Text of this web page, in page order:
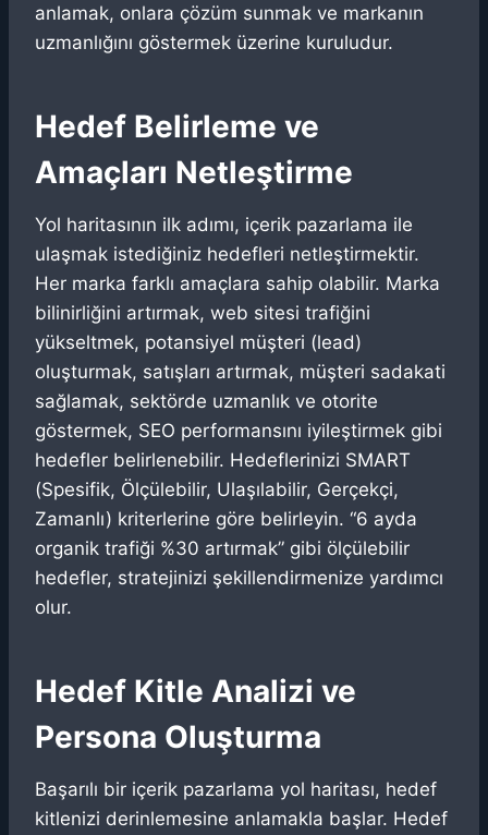
anlamak, onlara çözüm sunmak ve markanın
uzmanlığını göstermek üzerine kuruludur.
Hedef Belirleme ve
Amaçları Netleştirme
Yol haritasının ilk adımı, içerik pazarlama ile
ulaşmak istediğiniz hedefleri netleştirmektir.
Her marka farklı amaçlara sahip olabilir. Marka
bilinirliğini artırmak, web sitesi trafiğini
yükseltmek, potansiyel müşteri (lead)
oluşturmak, satışları artırmak, müşteri sadakati
sağlamak, sektörde uzmanlık ve otorite
göstermek, SEO performansını iyileştirmek gibi
hedefler belirlenebilir. Hedeflerinizi SMART
(Spesifik, Ölçülebilir, Ulaşılabilir, Gerçekçi,
Zamanlı) kriterlerine göre belirleyin. “6 ayda
organik trafiği %30 artırmak” gibi ölçülebilir
hedefler, stratejinizi şekillendirmenize yardımcı
olur.
Hedef Kitle Analizi ve
Persona Oluşturma
Başarılı bir içerik pazarlama yol haritası, hedef
kitlenizi derinlemesine anlamakla başlar. Hedef